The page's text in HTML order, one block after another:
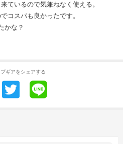
ているので気兼ねなく使える。
コスパも良かったです。
かな？
ギアをシェアする